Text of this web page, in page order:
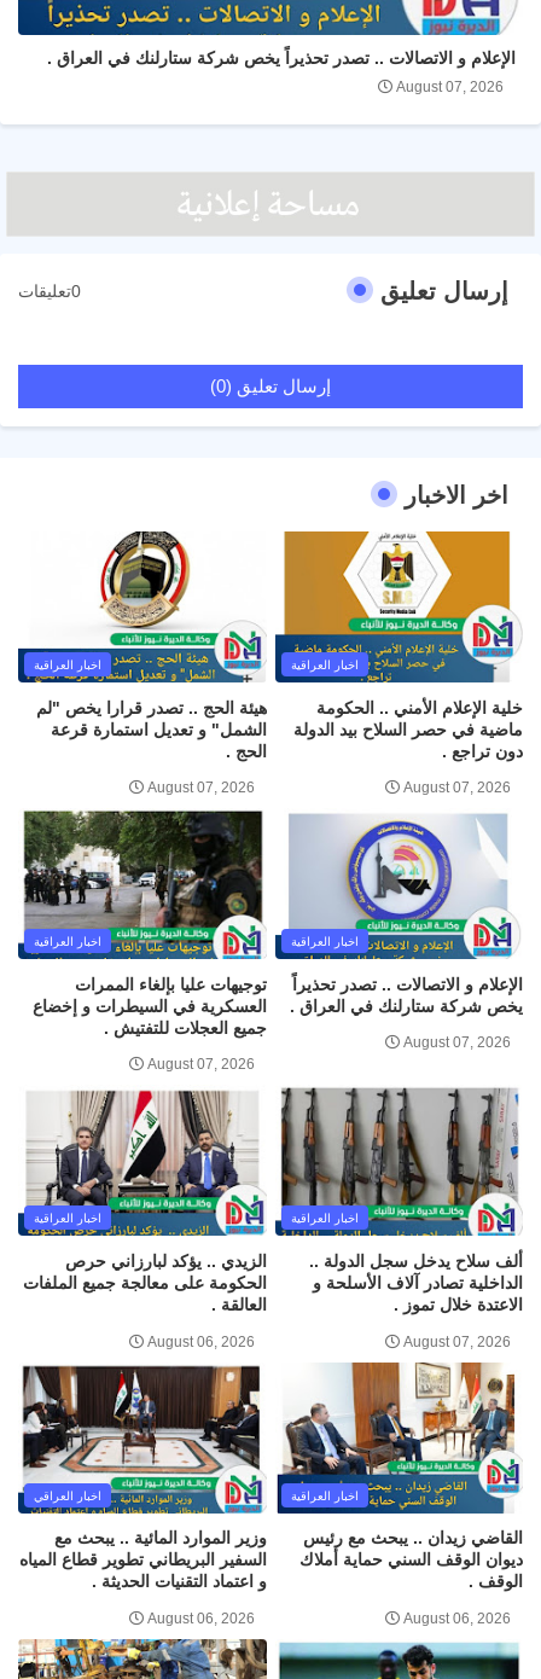
الإعلام و الاتصالات .. تصدر تحذيراً يخص شركة ستارلنك في العراق .
August 07, 2026
إرسال تعليق 0تعليقات
إرسال تعليق (0)
اخر الاخبار
اخبار العراقية
خلية الإعلام الأمني .. الحكومة
ماضية في حصر السلاح بيد الدولة
دون تراجع .
August 07, 2026
اخبار العراقية
هيئة الحج .. تصدر قرارا يخص "لم
الشمل" و تعديل استمارة قرعة
الحج .
August 07, 2026
اخبار العراقية
الإعلام و الاتصالات .. تصدر تحذيراً
يخص شركة ستارلنك في العراق .
August 07, 2026
اخبار العراقية
توجيهات عليا بإلغاء الممرات
العسكرية في السيطرات و إخضاع
جميع العجلات للتفتيش .
August 07, 2026
اخبار العراقية
ألف سلاح يدخل سجل الدولة ..
الداخلية تصادر آلاف الأسلحة و
الاعتدة خلال تموز .
August 07, 2026
اخبار العراقية
الزيدي .. يؤكد لبارزاني حرص
الحكومة على معالجة جميع الملفات
العالقة .
August 06, 2026
اخبار العراقية
القاضي زيدان .. يبحث مع رئيس
ديوان الوقف السني حماية أملاك
الوقف .
August 06, 2026
اخبار العراقي
وزير الموارد المائية .. يبحث مع
السفير البريطاني تطوير قطاع المياه
و اعتماد التقنيات الحديثة .
August 06, 2026